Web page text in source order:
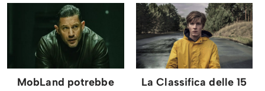
MobLand potrebbe
La Classifica delle 15